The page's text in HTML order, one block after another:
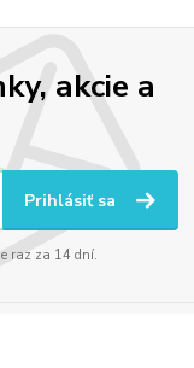
akcie a
Prihlásiť sa
raz za 14 dní.